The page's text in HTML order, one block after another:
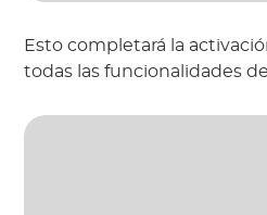
Esto completará la
todas las funcionalidades de